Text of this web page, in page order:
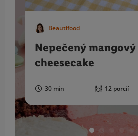
Beautifood
Nepečený mangový
cheesecake
30 min 12 porcií